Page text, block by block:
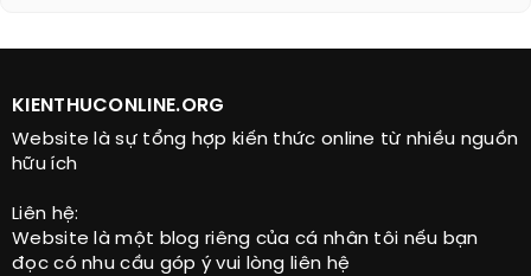
KIENTHUCONLINE.ORG
Website là sự tổng hợp kiến thức online từ nhiều nguồn
hữu ích
Liên hệ:
Website là một blog riêng của cá nhân tôi nếu bạn
đọc có nhu cầu góp ý vui lòng liên hệ